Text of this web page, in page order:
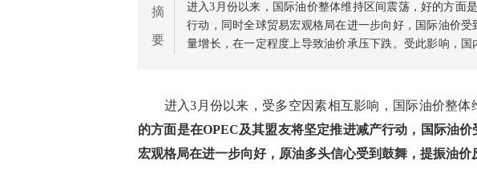
摘
要
进入3月份以来，国际油价整体维持区间震荡，好的方面
行动，同时全球贸易宏观格局在进一步向好，国际油价
量增长，在一定程度上导致油价承压下跌。受此影响，
进入3月份以来，受多空因素相互影响，国际油价整体
的方面是在OPEC及其盟友将坚定推进减产行动，国际油
宏观格局在进一步向好，原油多头信心受到鼓舞，提振油价